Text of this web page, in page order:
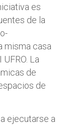
es
de la
misma casa
La
de
de
ejecutarse a